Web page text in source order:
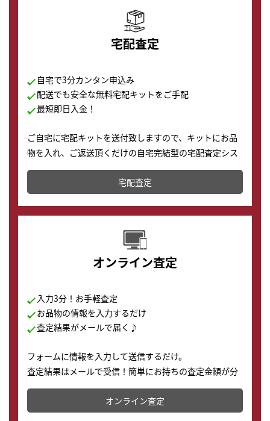
宅配査定
自宅で3分カンタン申込み
配送でも安全な無料宅配キットをご手配
最短即日入金！
ご自宅に宅配キットを送付致しますので、キットにお品
物を入れ、ご返送頂くだけの自宅完結型の宅配査定シス
テムです。
配送でも簡単&安全に査定・買取に出すことが可能で
す。
宅配査定
オンライン査定
入力3分！お手軽査定
お品物の情報を入力するだけ
査定結果がメールで届く♪
フォームに情報を入力して送信するだけ。
査定結果はメールで受信！簡単にお持ちの査定金額が分
かります。
オンライン査定